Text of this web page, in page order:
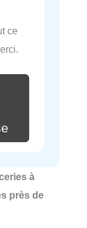
ce
à
près de